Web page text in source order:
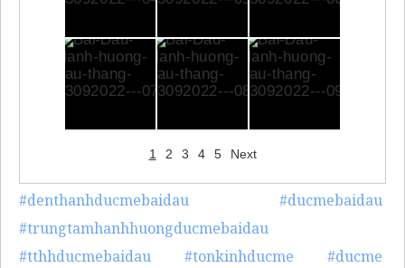
1 2 3 4 5 Next
#denthanhducmebaidau
#ducmebaidau
#trungtamhanhhuongducmebaidau
#tthhducmebaidau
#tonkinhducme
#ducme